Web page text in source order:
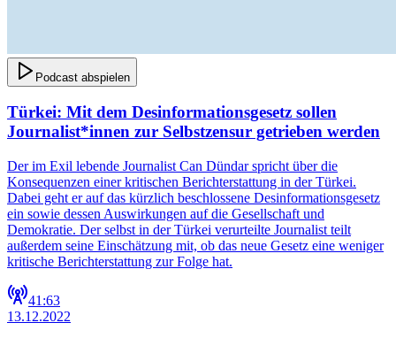
Podcast abspielen
Türkei: Mit dem Desinformationsgesetz sollen
Journalist*innen zur Selbstzensur getrieben werden
Der im Exil lebende Journalist Can Dündar spricht über die
Konsequenzen einer kritischen Berichterstattung in der Türkei.
Dabei geht er auf das kürzlich beschlossene Desinformationsgesetz
ein sowie dessen Auswirkungen auf die Gesellschaft und
Demokratie. Der selbst in der Türkei verurteilte Journalist teilt
außerdem seine Einschätzung mit, ob das neue Gesetz eine weniger
kritische Berichterstattung zur Folge hat.
41:63
13.12.2022